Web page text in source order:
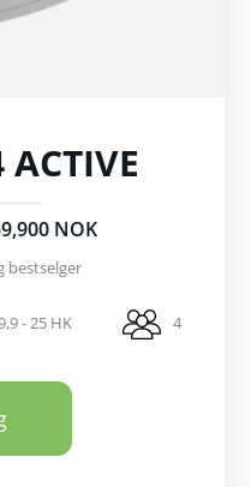
ACTIVE
NOK
bestselger
- 25 HK 4